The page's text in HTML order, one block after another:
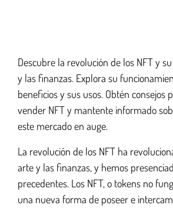
Descubre la revolución de los NFT y
y las finanzas. Explora su
beneficios y sus usos. Obtén consejos
vender NFT y mantente informado
este mercado en auge.
La revolución de los NFT ha
arte y las finanzas, y hemos
precedentes. Los NFT, o tokens no
una nueva forma de poseer e